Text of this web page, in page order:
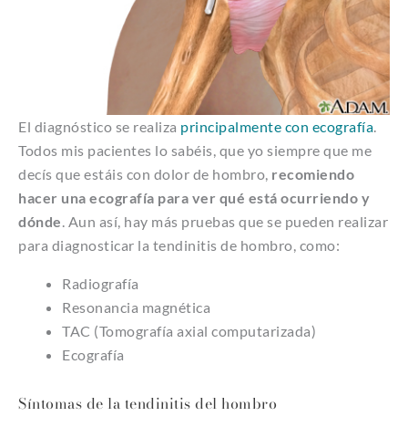
El diagnóstico se realiza principalmente con ecografía.
Todos mis pacientes lo sabéis, que yo siempre que me
decís que estáis con dolor de hombro, recomiendo
hacer una ecografía para ver qué está ocurriendo y
dónde. Aun así, hay más pruebas que se pueden realizar
para diagnosticar la tendinitis de hombro, como:
Radiografía
Resonancia magnética
TAC (Tomografía axial computarizada)
Ecografía
Síntomas de la tendinitis del hombro